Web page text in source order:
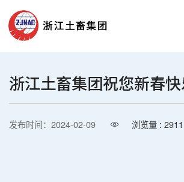
浙江土畜集团祝您新春
发布时间：2024-02-09 浏览量 : 2911